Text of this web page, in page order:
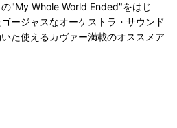
"My Whole World Ended"をはじ
ージャスなオーケストラ・サウンド
た使えるカヴァー満載のオススメア